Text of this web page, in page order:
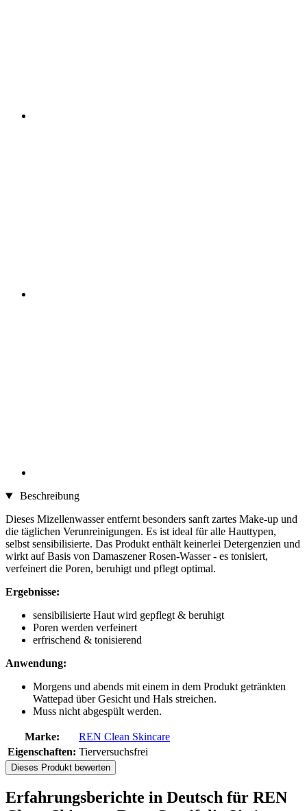
Beschreibung
Dieses Mizellenwasser entfernt besonders sanft zartes Make-up und
die täglichen Verunreinigungen. Es ist ideal für alle Hauttypen,
selbst sensibilisierte. Das Produkt enthält keinerlei Detergenzien und
wirkt auf Basis von Damaszener Rosen-Wasser - es tonisiert,
verfeinert die Poren, beruhigt und pflegt optimal.
Ergebnisse:
sensibilisierte Haut wird gepflegt & beruhigt
Poren werden verfeinert
erfrischend & tonisierend
Anwendung:
Morgens und abends mit einem in dem Produkt getränkten
Wattepad über Gesicht und Hals streichen.
Muss nicht abgespült werden.
Marke:
REN Clean Skincare
Eigenschaften: Tierversuchsfrei
Dieses Produkt bewerten
Erfahrungsberichte in Deutsch für REN